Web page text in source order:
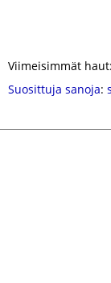
Viimeisimmät haut:
Suosittuja sanoja: